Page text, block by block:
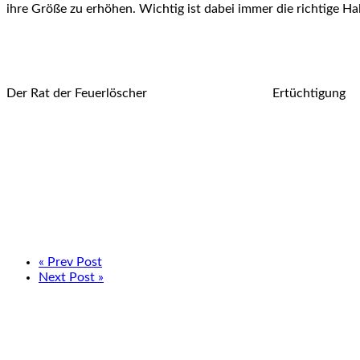
ihre Größe zu erhöhen. Wichtig ist dabei immer die richtige
Der Rat der Feuerlöscher Ertüchtigung
« Prev Post
Next Post »